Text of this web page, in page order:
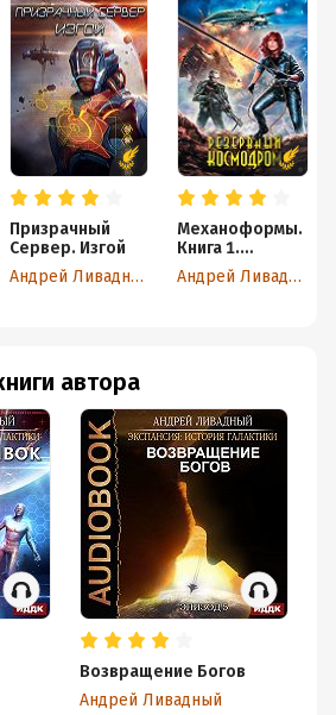
Призрачный
Сервер. Изгой
Андрей Ливадный
Механоформы.
Книга 1.
Резервный
космодром
Андрей Ливадный
автора
Возвращение Богов
Андрей Ливадный